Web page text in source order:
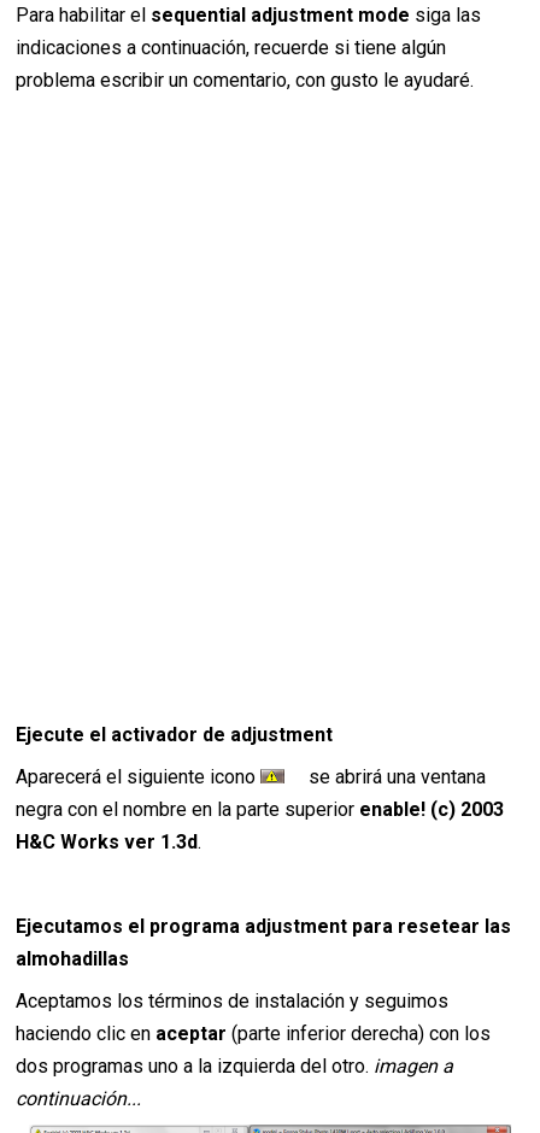
Para habilitar el sequential adjustment mode siga las
indicaciones a continuación, recuerde si tiene algún
problema escribir un comentario, con gusto le ayudaré.
Ejecute el activador de adjustment
Aparecerá el siguiente icono
se abrirá una ventana
negra con el nombre en la parte superior enable! (c) 2003
H&C Works ver 1.3d.
Ejecutamos el programa adjustment para resetear las
almohadillas
Aceptamos los términos de instalación y seguimos
haciendo clic en aceptar(parte inferior derecha) con los
dos programas uno a la izquierda del otro. imagen a
continuación...